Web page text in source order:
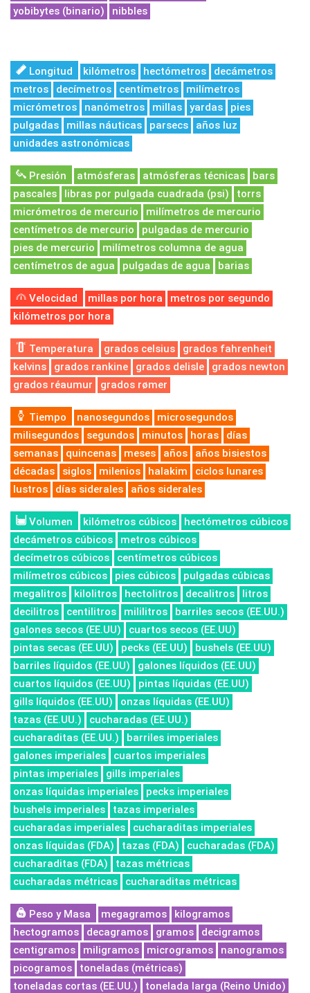
yobibytes (binario)
nibbles
Longitud kilómetros hectómetros
decámetros
metros
decímetros centímetros
milímetros
micrómetros
nanómetros millas yardas
pies
pulgadas
millas náuticas parsecs
años luz
unidades astronómicas
Presión atmósferas atmósferas técnicas
bars
pascales
libras por pulgada cuadrada (psi)
torrs
micrómetros de mercurio
milímetros de mercurio
centímetros de mercurio
pulgadas de mercurio
pies de mercurio
milímetros columna de agua
centímetros de agua
pulgadas de agua barias
Velocidad millas por hora
metros por segundo
kilómetros por hora
Temperatura grados celsius
grados fahrenheit
kelvins
grados rankine grados delisle
grados newton
grados réaumur
grados rømer
Tiempo nanosegundos
microsegundos
milisegundos
segundos minutos horas
días
semanas
quincenas meses años
años bisiestos
décadas
siglos milenios halakim
ciclos lunares
lustros
días siderales años siderales
Volumen kilómetros cúbicos
hectómetros cúbicos
decámetros cúbicos
metros cúbicos
decímetros cúbicos
centímetros cúbicos
milímetros cúbicos
pies cúbicos
pulgadas cúbicas
megalitros
kilolitros hectolitros decalitros
litros
decilitros
centilitros mililitros
barriles secos (EE.UU.)
galones secos (EE.UU)
cuartos secos (EE.UU)
pintas secas (EE.UU)
pecks (EE.UU)
bushels (EE.UU)
barriles líquidos (EE.UU)
galones líquidos (EE.UU)
cuartos líquidos (EE.UU)
pintas líquidas (EE.UU)
gills líquidos (EE.UU)
onzas líquidas (EE.UU)
tazas (EE.UU.)
cucharadas (EE.UU.)
cucharaditas (EE.UU.)
barriles imperiales
galones imperiales
cuartos imperiales
pintas imperiales
gills imperiales
onzas líquidas imperiales
pecks imperiales
bushels imperiales
tazas imperiales
cucharadas imperiales
cucharaditas imperiales
onzas líquidas (FDA)
tazas (FDA)
cucharadas (FDA)
cucharaditas (FDA)
tazas métricas
cucharadas métricas
cucharaditas métricas
Peso y Masa megagramos
kilogramos
hectogramos
decagramos gramos
decigramos
centigramos
miligramos microgramos
nanogramos
picogramos
toneladas (métricas)
toneladas cortas (EE.UU.)
tonelada larga (Reino Unido)